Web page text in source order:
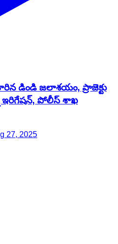
డిండి జలాశయం, ప్రాజెక్టు
ఇరిగేషన్, పోలీస్ శాఖ
27, 2025